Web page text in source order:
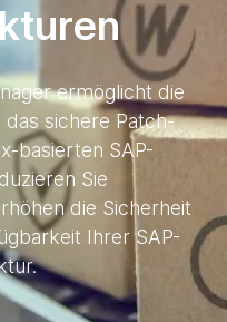
ermöglicht die
sichere Patch-
basierten SAP-
Sie
die Sicherheit
Ihrer SAP-